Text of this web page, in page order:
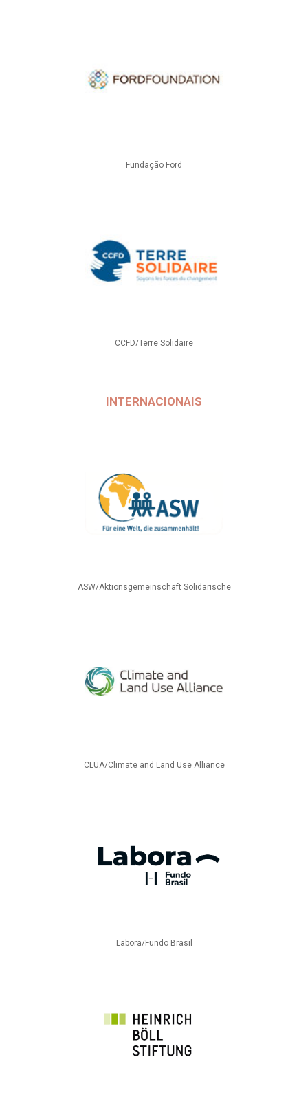
Fundação Ford
CCFD/Terre Solidaire
INTERNACIONAIS
ASW/Aktionsgemeinschaft Solidarische
CLUA/Climate and Land Use Alliance
Labora/Fundo Brasil